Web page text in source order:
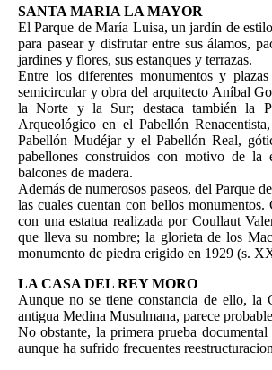
SANTA MARIA LA MAYOR
El Parque de María Luisa, un jardín de
para pasear y disfrutar entre sus álamos,
jardines y flores, sus estanques y terrazas.
Entre los diferentes monumentos y
semicircular y obra del arquitecto Aníbal
la Norte y la Sur; destaca tambiénla
Arqueológico en el Pabellón
Pabellón Mudéjar y el Pabellón Real,
pabellones construidos con motivo de la
balcones de madera.
Además de numerosos paseos, del Parque
las cuales cuentan con bellos
con una estatua realizada por Coullaut
que lleva su nombre; la glorieta de los
monumento de piedra erigido en 1929 (s.
LA CASA DEL REY MORO
Aunque no se tiene constancia de ello, la
antigua Medina Musulmana, parece
No obstante, la primera prueba
aunque ha sufrido frecuentes